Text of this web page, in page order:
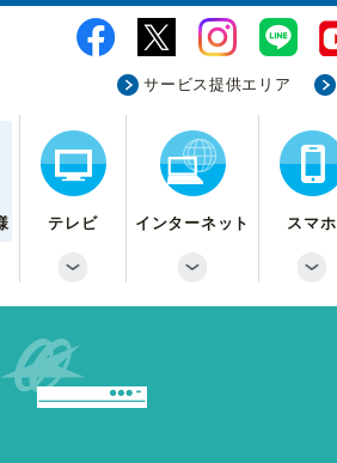
サービス提供エリア
テレビ インターネット スマホ